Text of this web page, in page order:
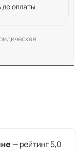
оплаты.
— рейтинг 5,0